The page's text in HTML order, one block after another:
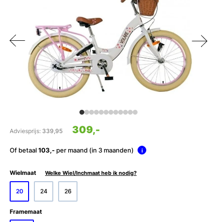
Adviesprijs: 339,95 309,-
Of betaal103,- per maand (in 3 maanden) i
Wielmaat Welke Wiel/Inchmaat heb ik nodig?
20 24 26
Framemaat